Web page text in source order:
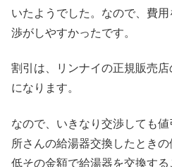
いたようでした。なので、費
渉がしやすかったです。
割引は、リンナイの正規販売
になります。
なので、いきなり交渉しても
所さんの給湯器交換したとき
低その金額で給湯器を交換する